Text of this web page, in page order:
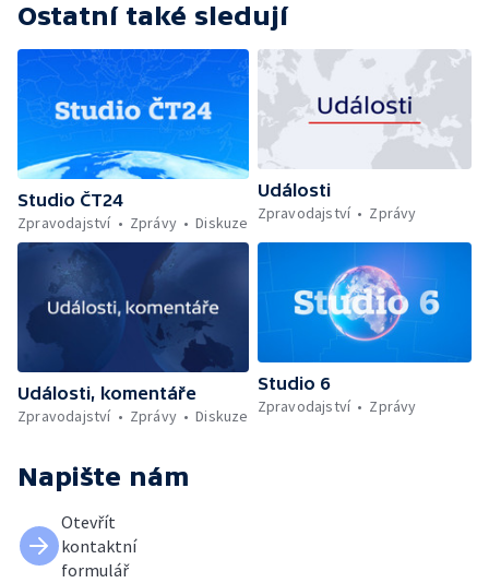
Ostatní také sledují
Studio ČT24
Zpravodajství
Zprávy Diskuze
Události
Zpravodajství
Zprávy
Události, komentáře
Zpravodajství
Zprávy Diskuze
Studio 6
Zpravodajství
Zprávy
Napište nám
Otevřít
kontaktní
formulář